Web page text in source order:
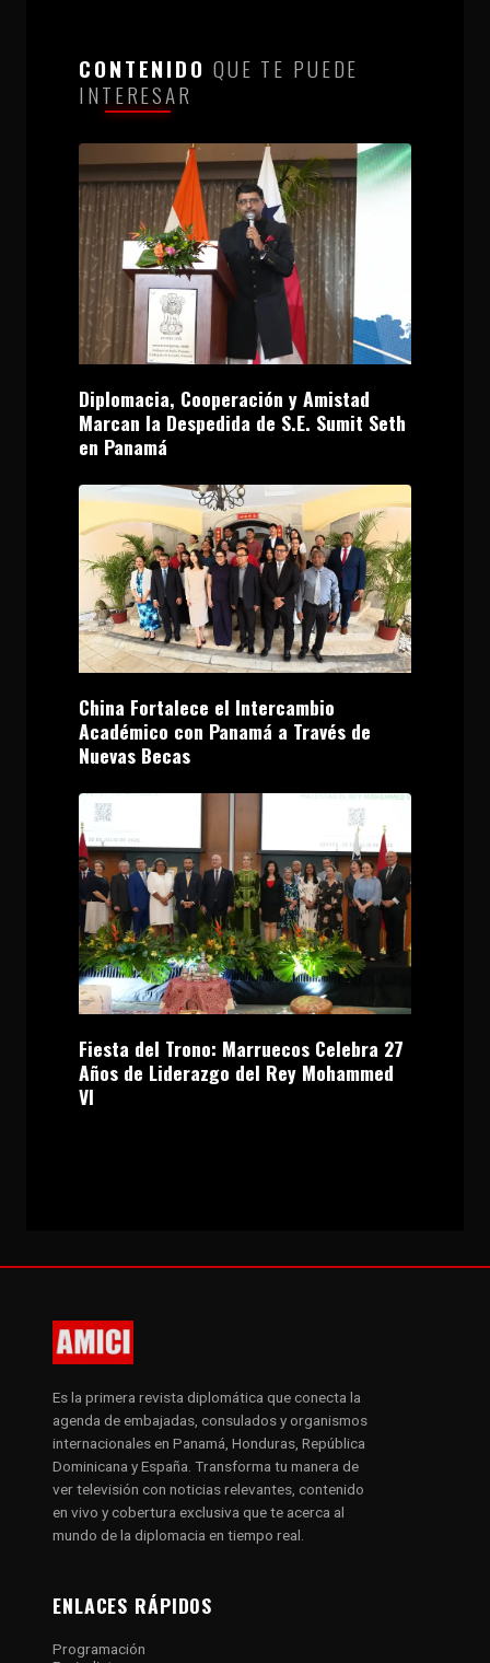
CONTENIDO QUE TE PUEDE
INTERESAR
Diplomacia, Cooperación y Amistad
Marcan la Despedida de S.E. Sumit Seth
en Panamá
China Fortalece el Intercambio
Académico con Panamá a Través de
Nuevas Becas
Fiesta del Trono: Marruecos Celebra 27
Años de Liderazgo del Rey Mohammed
VI
Es la primera revista diplomática que conecta la
agenda de embajadas, consulados y organismos
internacionales en Panamá, Honduras, República
Dominicana y España. Transforma tu manera de
ver televisión con noticias relevantes, contenido
en vivo y cobertura exclusiva que te acerca al
mundo de la diplomacia en tiempo real.
ENLACES RÁPIDOS
Programación